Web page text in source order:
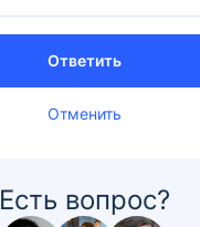
Отменить
Ответить
Есть вопрос?